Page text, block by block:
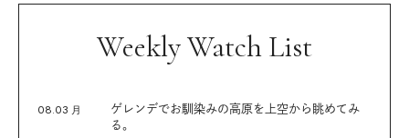
Weekly Watch List
08.03 月
ゲレンデでお馴染みの高原を上空から眺めてみ
る。